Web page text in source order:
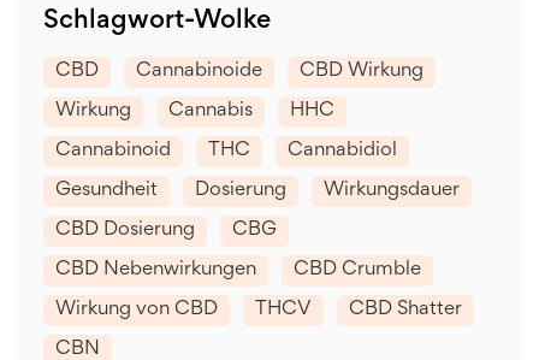
Schlagwort-Wolke
CBD Cannabinoide CBD Wirkung
Wirkung Cannabis HHC
Cannabinoid THC Cannabidiol
Gesundheit Dosierung Wirkungsdauer
CBD Dosierung CBG
CBD Nebenwirkungen CBD Crumble
Wirkung von CBD THCV CBD Shatter
CBN